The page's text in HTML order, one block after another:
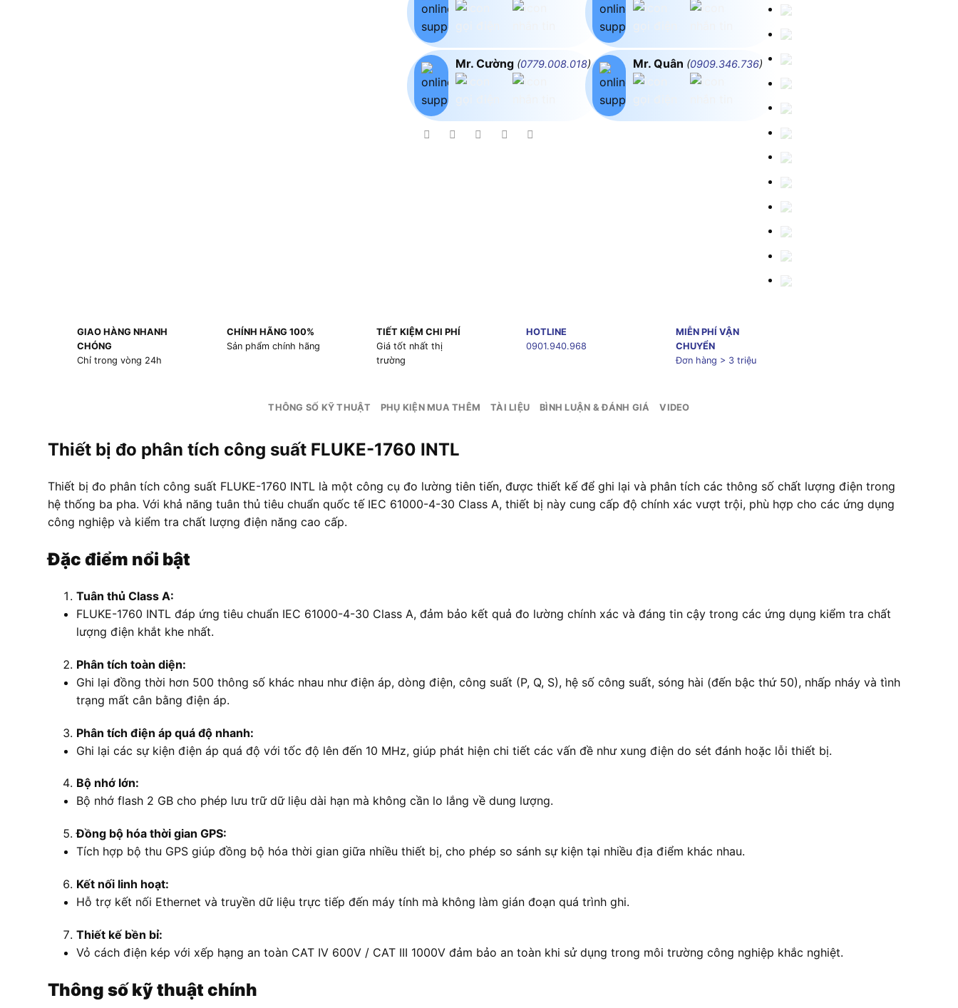
Mr. Cường (0779.008.018) Mr. Quân (0909.346.736)
GIAO HÀNG NHANH
CHÓNG
Chỉ trong vòng 24h
CHÍNH HÃNG 100%
Sản phẩm chính hãng
TIẾT KIỆM CHI PHÍ
Giá tốt nhất thị
trường
HOTLINE
0901.940.968
MIỄN PHÍ VẬN
CHUYỂN
Đơn hàng > 3 triệu
THÔNG SỐ KỸ THUẬT PHỤ KIỆN MUA THÊM TÀI LIỆU BÌNH LUẬN & ĐÁNH GIÁ VIDEO
Thiết bị đo phân tích công suất FLUKE-1760 INTL
Thiết bị đo phân tích công suất FLUKE-1760 INTL là một công cụ đo lường tiên tiến, được thiết kế để ghi lại và phân tích các thông số chất lượng điện trong
hệ thống ba pha. Với khả năng tuân thủ tiêu chuẩn quốc tế IEC 61000-4-30 Class A, thiết bị này cung cấp độ chính xác vượt trội, phù hợp cho các ứng dụng
công nghiệp và kiểm tra chất lượng điện năng cao cấp.
Đặc điểm nổi bật
Tuân thủ Class A:
FLUKE-1760 INTL đáp ứng tiêu chuẩn IEC 61000-4-30 Class A, đảm bảo kết quả đo lường chính xác và đáng tin cậy trong các ứng dụng kiểm tra chất
lượng điện khắt khe nhất.
Phân tích toàn diện:
Ghi lại đồng thời hơn 500 thông số khác nhau như điện áp, dòng điện, công suất (P, Q, S), hệ số công suất, sóng hài (đến bậc thứ 50), nhấp nháy và tình
trạng mất cân bằng điện áp.
Phân tích điện áp quá độ nhanh:
Ghi lại các sự kiện điện áp quá độ với tốc độ lên đến 10 MHz, giúp phát hiện chi tiết các vấn đề như xung điện do sét đánh hoặc lỗi thiết bị.
Bộ nhớ lớn:
Bộ nhớ flash 2 GB cho phép lưu trữ dữ liệu dài hạn mà không cần lo lắng về dung lượng.
Đồng bộ hóa thời gian GPS:
Tích hợp bộ thu GPS giúp đồng bộ hóa thời gian giữa nhiều thiết bị, cho phép so sánh sự kiện tại nhiều địa điểm khác nhau.
Kết nối linh hoạt:
Hỗ trợ kết nối Ethernet và truyền dữ liệu trực tiếp đến máy tính mà không làm gián đoạn quá trình ghi.
Thiết kế bền bỉ:
Vỏ cách điện kép với xếp hạng an toàn CAT IV 600V / CAT III 1000V đảm bảo an toàn khi sử dụng trong môi trường công nghiệp khắc nghiệt.
Thông số kỹ thuật chính